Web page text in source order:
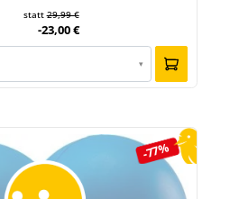
statt29,99 €
-23,00 €
▾
-77%